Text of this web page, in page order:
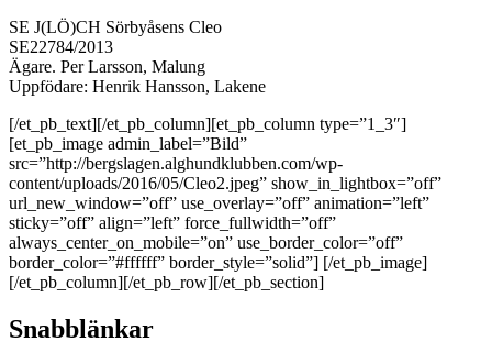
SE J(LÖ)CH Sörbyåsens Cleo
SE22784/2013
Ägare. Per Larsson, Malung
Uppfödare: Henrik Hansson, Lakene
[/et_pb_text][/et_pb_column][et_pb_column type=”1_3″]
[et_pb_image admin_label=”Bild”
src=”http://bergslagen.alghundklubben.com/wp-
content/uploads/2016/05/Cleo2.jpeg” show_in_lightbox=”off”
url_new_window=”off” use_overlay=”off” animation=”left”
sticky=”off” align=”left” force_fullwidth=”off”
always_center_on_mobile=”on” use_border_color=”off”
border_color=”#ffffff” border_style=”solid”] [/et_pb_image]
[/et_pb_column][/et_pb_row][/et_pb_section]
Snabblänkar